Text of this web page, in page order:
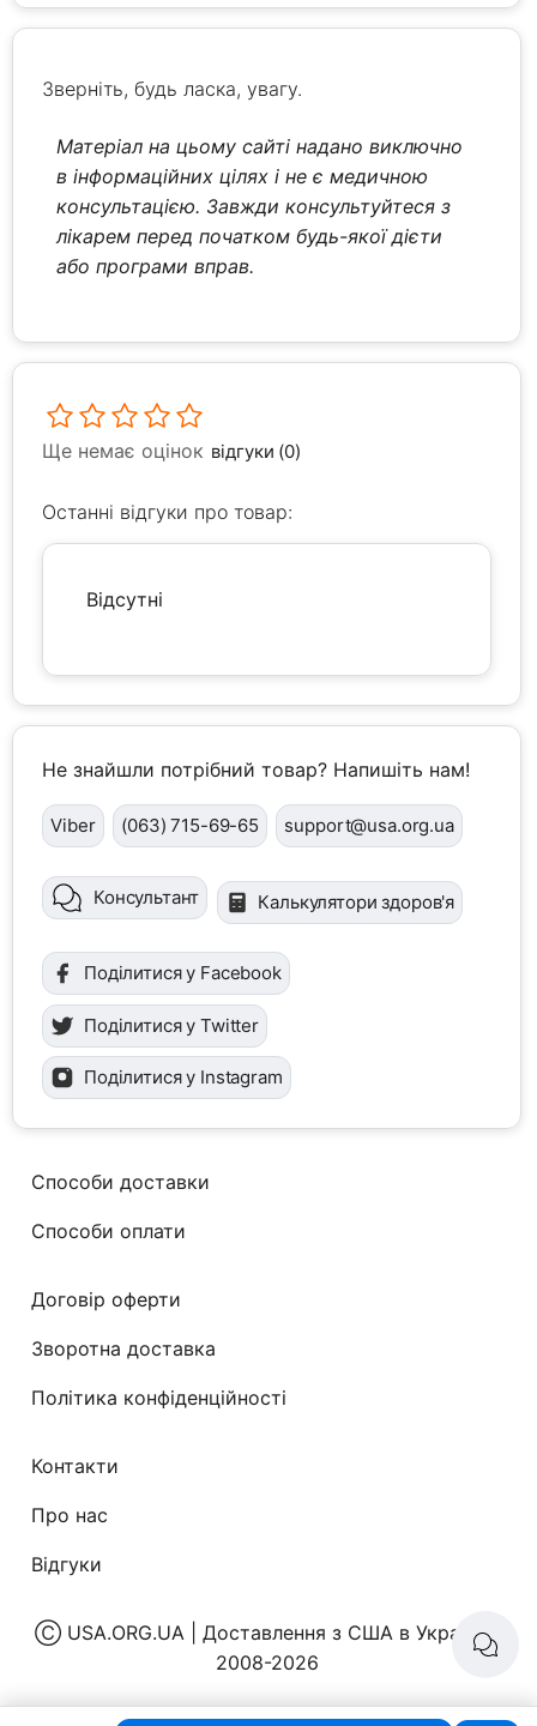
Зверніть, будь ласка, увагу.
Матеріал на цьому сайті надано виключно
в інформаційних цілях і не є медичною
консультацією. Завжди консультуйтеся з
лікарем перед початком будь-якої дієти
або програми вправ.
Ще немає оцінок відгуки (0)
Останні відгуки про товар:
Відсутні
Не знайшли потрібний товар? Напишіть нам!
Viber (063) 715-69-65 support@usa.org.ua
Консультант Калькулятори здоров'я
Поділитися у Facebook
Поділитися у Twitter
Поділитися у Instagram
Способи доставки
Способи оплати
Договір оферти
Зворотна доставка
Політика конфіденційності
Контакти
Про нас
Відгуки
Ⓒ USA.ORG.UA | Доставлення з США в Україну|
2008-2026